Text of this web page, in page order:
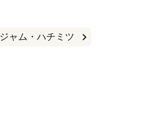
ジャム・ハチミツ